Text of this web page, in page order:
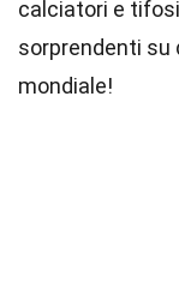
calciatori e
sorprendenti su
mondiale!